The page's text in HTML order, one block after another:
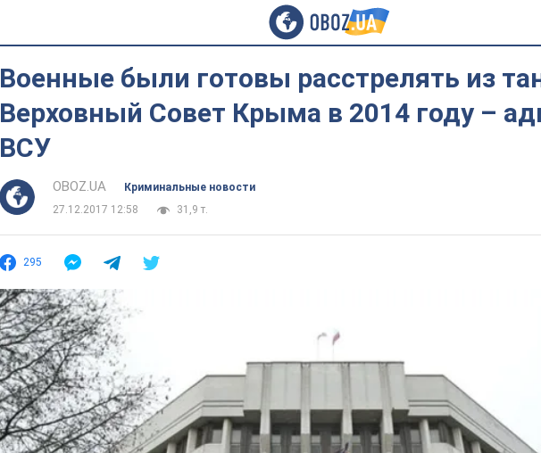
Военные были готовы расстрелять из
Верховный Совет Крыма в 2014 году –
ВСУ
OBOZ.UA
Криминальные новости
27.12.2017 12:58
31,9 т.
295